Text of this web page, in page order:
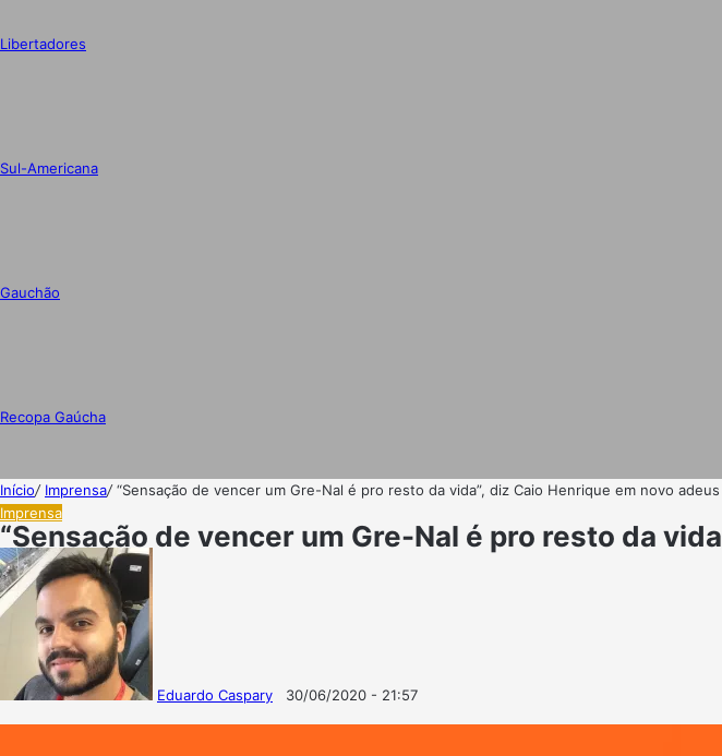
Libertadores
Sul-Americana
Gauchão
Recopa Gaúcha
Início/ Imprensa/“Sensação de vencer um Gre-Nal é pro resto da vida”, diz Caio Henrique em novo
Imprensa
“Sensação de vencer um Gre-Nal é pro resto da
Eduardo Caspary
Follow
on
Mande
um
30/06/2020 - 21:57